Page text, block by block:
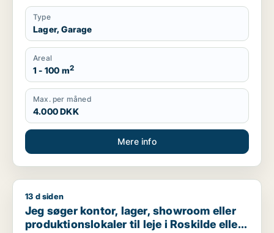
Type
Lager, Garage
Areal
1 - 100 m2
Max. per måned
4.000 DKK
Mere info
Jeg søger kontor, lager, showroom eller produktionslokaler
13 d siden
Jeg søger kontor, lager, showroom eller
produktionslokaler til leje i Roskilde eller